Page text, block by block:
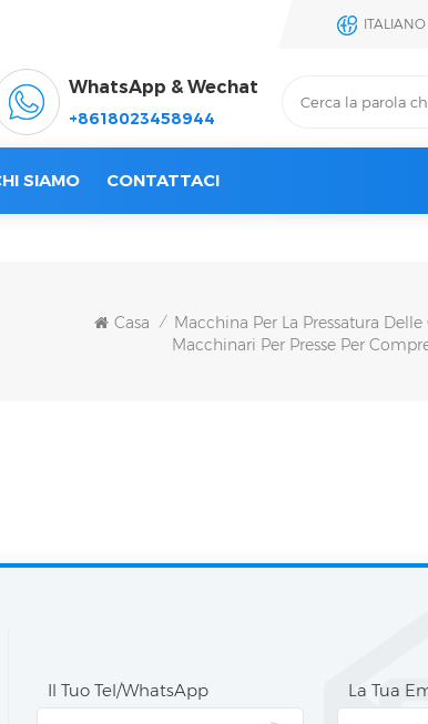
ITALIANO
WhatsApp & Wechat
+8618023458944
SIAMO CONTATTACI
Casa / Macchina Per La Pressatura Delle
Macchinari Per Presse Per
Il Tuo Tel/WhatsApp La Tua